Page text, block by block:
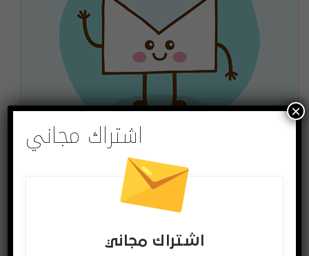
اشتراك مجاني
لتصلك الاخبار وللمشاركة في المسابقات ادخل بريدك
الالكتروني
اشتراك مجاني
اشتراك مجاني
×